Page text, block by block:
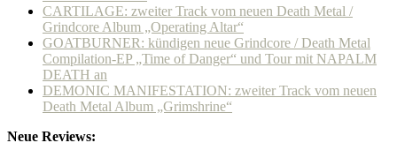
CARTILAGE: zweiter Track vom neuen Death Metal /
Grindcore Album „Operating Altar“
GOATBURNER: kündigen neue Grindcore / Death Metal
Compilation-EP „Time of Danger“ und Tour mit NAPALM
DEATH an
DEMONIC MANIFESTATION: zweiter Track vom neuen
Death Metal Album „Grimshrine“
Neue Reviews: